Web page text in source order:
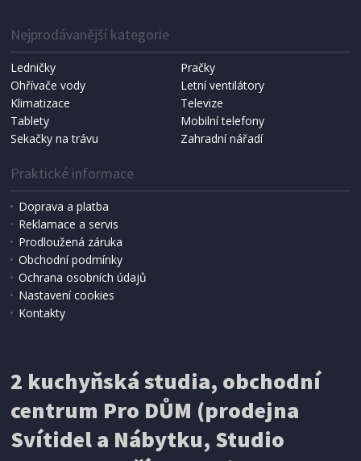
239 Kč
dřevo, ochrana včelí vosk
Nejprodávanější kategorie
Ledničky
Pračky
Ohřívače vody
Letní ventilátory
Klimatizace
Televize
Tablety
Mobilní telefony
Sekačky na trávu
Zahradní nářadí
Praktické informace
Doprava a platba
Reklamace a servis
Prodloužená záruka
Obchodní podmínky
Ochrana osobních údajů
Nastavení cookies
Kontakty
2 kuchyňská studia, obchodní
centrum Pro DŮM (prodejna
Svítidel a Nábytku, Studio